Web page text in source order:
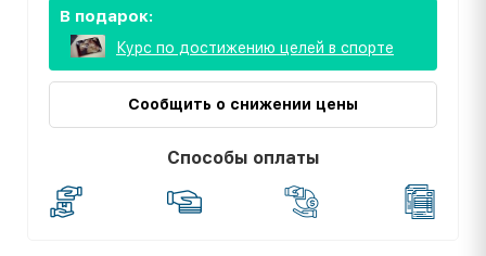
В подарок:
Курс по достижению целей в спорте
Сообщить о снижении цены
Способы оплаты